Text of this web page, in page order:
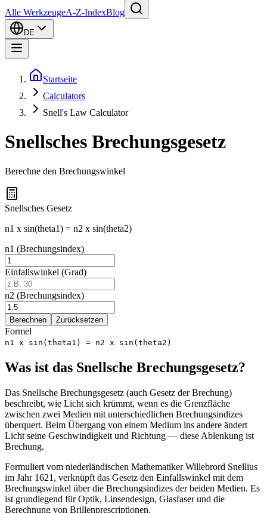
Alle WerkzeugeA-Z-IndexBlog
DE
Startseite
Calculators
Snell's Law Calculator
Snellsches Brechungsgesetz
Berechne den Brechungswinkel
Snellsches Gesetz
n1 x sin(theta1) = n2 x sin(theta2)
n1 (Brechungsindex)
Einfallswinkel (Grad)
n2 (Brechungsindex)
Berechnen Zurücksetzen
Formel
n1 x sin(theta1) = n2 x sin(theta2)
Was ist das Snellsche Brechungsgesetz?
Das Snellsche Brechungsgesetz (auch Gesetz der Brechung)
beschreibt, wie Licht sich krümmt, wenn es die Grenzfläche
zwischen zwei Medien mit unterschiedlichen Brechungsindizes
überquert. Beim Übergang von einem Medium ins andere ändert
Licht seine Geschwindigkeit und Richtung — diese Ablenkung ist
Brechung.
Formuliert vom niederländischen Mathematiker Willebrord Snellius
im Jahr 1621, verknüpft das Gesetz den Einfallswinkel mit dem
Brechungswinkel über die Brechungsindizes der beiden Medien. Es
ist grundlegend für Optik, Linsendesign, Glasfaser und die
Berechnung von Brillenprescriptionen.